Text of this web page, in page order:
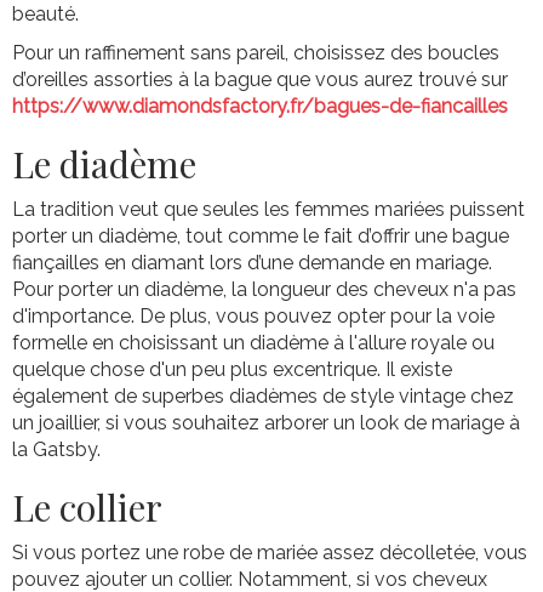
beauté.
Pour un raffinement sans pareil, choisissez des boucles
d’oreilles assorties à la bague que vous aurez trouvé sur
https://www.diamondsfactory.fr/bagues-de-fiancailles
Le diadème
La tradition veut que seules les femmes mariées puissent
porter un diadème, tout comme le fait d’offrir une bague
fiançailles en diamant lors d’une demande en mariage.
Pour porter un diadème, la longueur des cheveux n'a pas
d'importance. De plus, vous pouvez opter pour la voie
formelle en choisissant un diadème à l'allure royale ou
quelque chose d'un peu plus excentrique. Il existe
également de superbes diadèmes de style vintage chez
un joaillier, si vous souhaitez arborer un look de mariage à
la Gatsby.
Le collier
Si vous portez une robe de mariée assez décolletée, vous
pouvez ajouter un collier. Notamment, si vos cheveux